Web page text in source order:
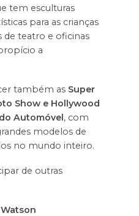
tem esculturas
para as crianças
de teatro e oficinas
a
também as Super
Show e Hollywood
Automóvel, com
modelos de
no mundo inteiro.
de outras